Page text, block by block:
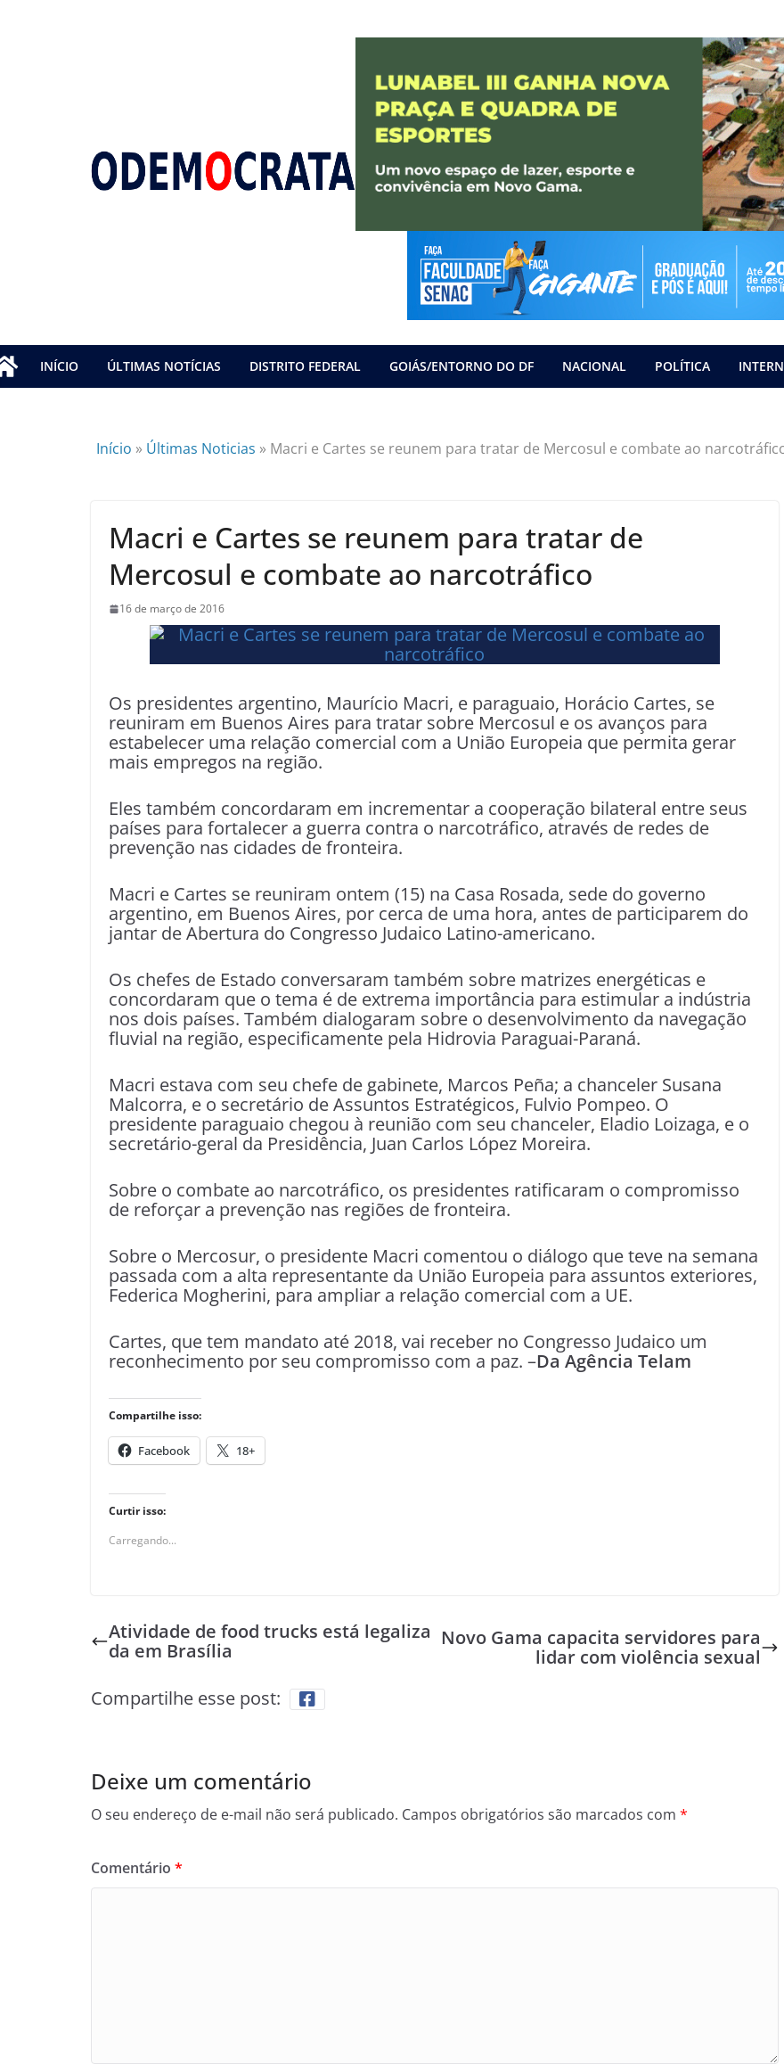
INÍCIO ÚLTIMAS NOTÍCIAS DISTRITO FEDERAL GOIÁS/ENTORNO DO DF NACIONAL POLÍTICA
Início » Últimas Noticias » Macri e Cartes se reunem para tratar de Mercosul e combate ao
Macri e Cartes se reunem para tratar de
Mercosul e combate ao narcotráfico
16 de março de 2016
Os presidentes argentino, Maurício Macri, e paraguaio, Horácio Cartes, se
reuniram em Buenos Aires para tratar sobre Mercosul e os avanços para
estabelecer uma relação comercial com a União Europeia que permita gerar
mais empregos na região.
Eles também concordaram em incrementar a cooperação bilateral entre seus
países para fortalecer a guerra contra o narcotráfico, através de redes de
prevenção nas cidades de fronteira.
Macri e Cartes se reuniram ontem (15) na Casa Rosada, sede do governo
argentino, em Buenos Aires, por cerca de uma hora, antes de participarem do
jantar de Abertura do Congresso Judaico Latino-americano.
Os chefes de Estado conversaram também sobre matrizes energéticas e
concordaram que o tema é de extrema importância para estimular a indústria
nos dois países. Também dialogaram sobre o desenvolvimento da navegação
fluvial na região, especificamente pela Hidrovia Paraguai-Paraná.
Macri estava com seu chefe de gabinete, Marcos Peña; a chanceler Susana
Malcorra, e o secretário de Assuntos Estratégicos, Fulvio Pompeo. O
presidente paraguaio chegou à reunião com seu chanceler, Eladio Loizaga, e o
secretário-geral da Presidência, Juan Carlos López Moreira.
Sobre o combate ao narcotráfico, os presidentes ratificaram o compromisso
de reforçar a prevenção nas regiões de fronteira.
Sobre o Mercosur, o presidente Macri comentou o diálogo que teve na semana
passada com a alta representante da União Europeia para assuntos exteriores,
Federica Mogherini, para ampliar a relação comercial com a UE.
Cartes, que tem mandato até 2018, vai receber no Congresso Judaico um
reconhecimento por seu compromisso com a paz. –Da Agência Telam
Compartilhe isso:
Facebook 18+
Curtir isso:
Carregando...
Atividade de food trucks está legaliza
da em Brasília
Novo Gama capacita servidores para
lidar com violência sexual
Compartilhe esse post:
Deixe um comentário
O seu endereço de e-mail não será publicado. Campos obrigatórios são marcados com *
Comentário *